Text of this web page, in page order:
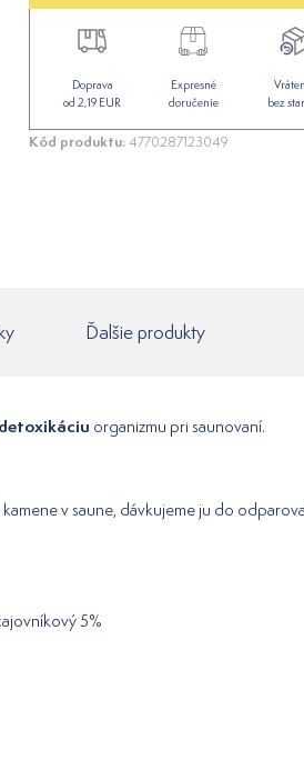
Doprava
od 2,19 EUR
Expresné
doručenie
bez
Kód produktu: 4770287123049
Ďalšie produkty
organizmu pri saunovaní.
v saune, dávkujeme ju do
5%